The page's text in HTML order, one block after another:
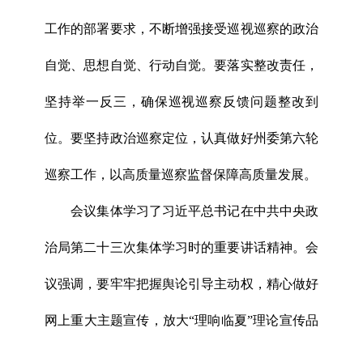
工作的部署要求，不断增强接受巡视巡察的政治
自觉、思想自觉、行动自觉。要落实整改责任，
坚持举一反三，确保巡视巡察反馈问题整改到
位。要坚持政治巡察定位，认真做好州委第六轮
巡察工作，以高质量巡察监督保障高质量发展。
会议集体学习了习近平总书记在中共中央政
治局第二十三次集体学习时的重要讲话精神。会
议强调，要牢牢把握舆论引导主动权，精心做好
网上重大主题宣传，放大“理响临夏”理论宣传品